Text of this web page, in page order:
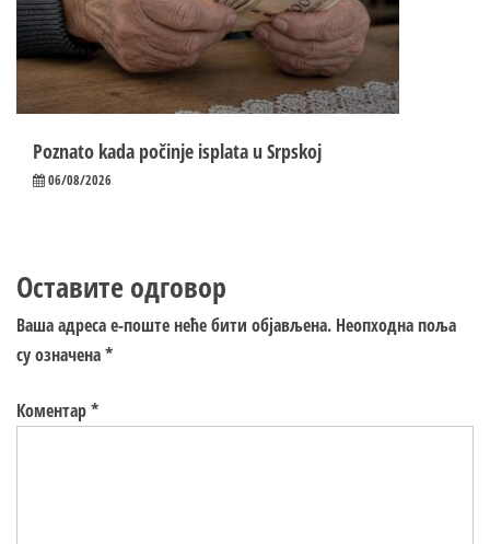
Poznato kada počinje isplata u Srpskoj
06/08/2026
Оставите одговор
Ваша адреса е-поште неће бити објављена. Неопходна поља
су означена*
Коментар*